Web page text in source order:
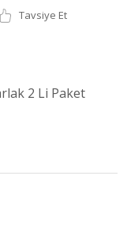
Tavsiye Et
2 Li Paket